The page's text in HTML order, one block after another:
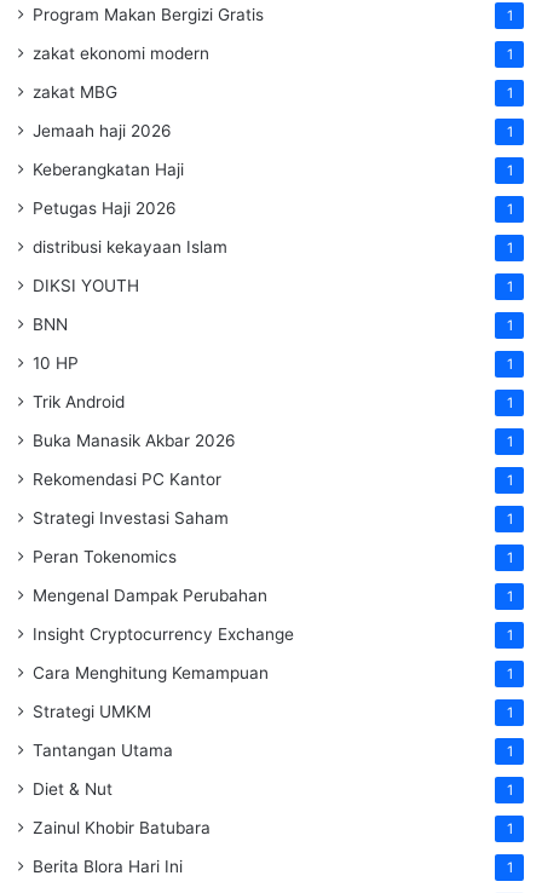
Program Makan Bergizi Gratis 1
zakat ekonomi modern 1
zakat MBG 1
Jemaah haji 2026 1
Keberangkatan Haji 1
Petugas Haji 2026 1
distribusi kekayaan Islam 1
DIKSI YOUTH 1
BNN 1
10 HP 1
Trik Android 1
Buka Manasik Akbar 2026 1
Rekomendasi PC Kantor 1
Strategi Investasi Saham 1
Peran Tokenomics 1
Mengenal Dampak Perubahan 1
Insight Cryptocurrency Exchange 1
Cara Menghitung Kemampuan 1
Strategi UMKM 1
Tantangan Utama 1
Diet & Nut 1
Zainul Khobir Batubara 1
Berita Blora Hari Ini 1